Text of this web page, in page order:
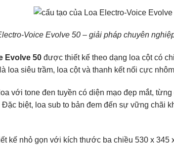
Voice Evolve 50 – giải pháp chuyên
Evolve 50 được thiết kế theo dạng loa cột có
loa siêu trầm, loa cột và thanh kết nối cực
với tone đen tuyền có diện mạo đẹp mắt,
Đặc biệt, loa sub to bản đem đến sự vững chãi
kế nhỏ gọn với kích thước ba chiều 530 x 345